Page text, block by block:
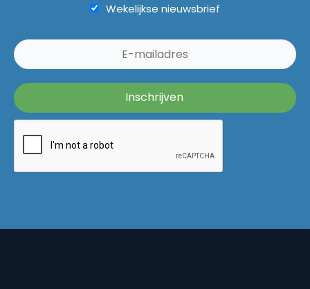
Wekelijkse nieuwsbrief